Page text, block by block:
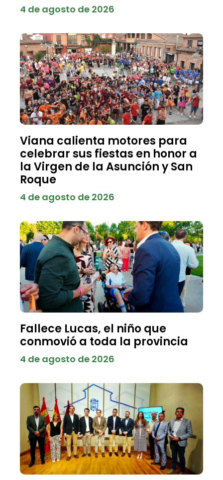
4 de agosto de 2026
Viana calienta motores para
celebrar sus fiestas en honor a
la Virgen de la Asunción y San
Roque
4 de agosto de 2026
Fallece Lucas, el niño que
conmovió a toda la provincia
4 de agosto de 2026